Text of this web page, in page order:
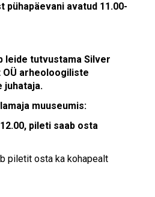
pühapäevani avatud 11.00-
leide tutvustama Silver
arheoloogiliste
juhataja.
muuseumis:
pileti saab osta
piletit osta ka kohapealt